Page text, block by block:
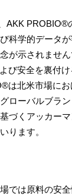
AKK PROBIO®
科学的データ
が示されません
び安全を裏付
は北米市場にお
ローバルブラ
づくアッカー
ります。
では原料の安